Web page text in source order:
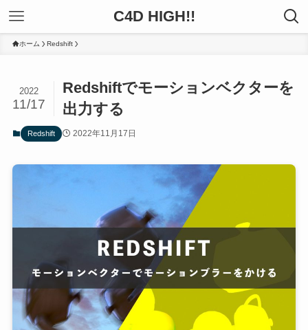
C4D HIGH!!
ホーム Redshift
Redshiftでモーションベクターを
出力する
2022
11/17
Redshift 2022年11月17日